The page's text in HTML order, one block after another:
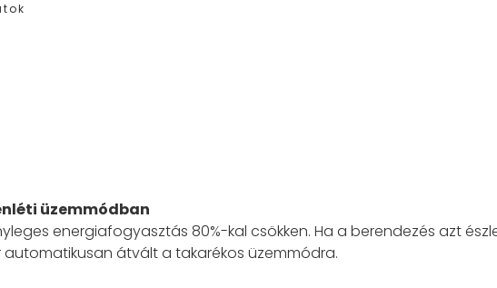
üzemmódban
energiafogyasztás 80%-kal csökken. Ha a berendezés azt
átvált a takarékos üzemmódra.